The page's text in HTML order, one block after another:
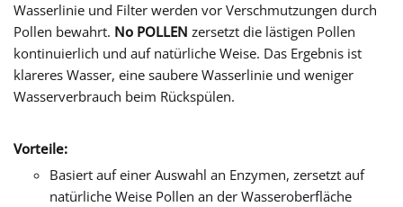
Wasserlinie und Filter werden vor Verschmutzungen durch
Pollen bewahrt. No POLLEN zersetzt die lästigen Pollen
kontinuierlich und auf natürliche Weise. Das Ergebnis ist
klareres Wasser, eine saubere Wasserlinie und weniger
Wasserverbrauch beim Rückspülen.
Vorteile:
Basiert auf einer Auswahl an Enzymen, zersetzt auf
natürliche Weise Pollen an der Wasseroberfläche